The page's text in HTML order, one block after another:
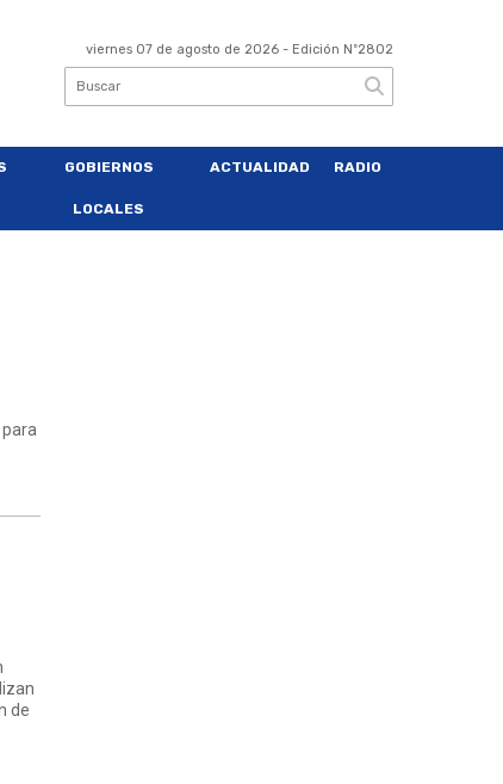
viernes 07 de agosto de 2026 - Edición Nº2802
GOBIERNOS
LOCALES
ACTUALIDAD RADIO
de